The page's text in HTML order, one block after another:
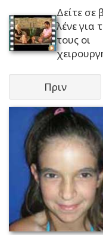
Δείτε σε
λένε για
τους οι
Πριν